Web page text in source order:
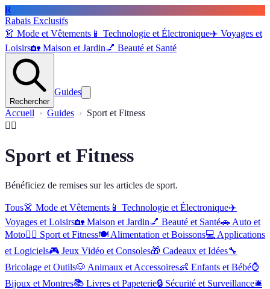
R
Rabais Exclusifs
👗 Mode et Vêtements 📱 Technologie et Électronique✈️ Voyages et
Loisirs🏡 Maison et Jardin💅 Beauté et Santé
Rechercher
Guides
Accueil Guides
Sport et Fitness
🏋️‍♂️
Sport et Fitness
Bénéficiez de remises sur les articles de sport.
Tous👗 Mode et Vêtements 📱 Technologie et Électronique✈️
Voyages et Loisirs🏡 Maison et Jardin💅 Beauté et Santé🚗 Auto et
Moto🏋️‍♂️ Sport et Fitness🍽️ Alimentation et Boissons💻 Applications
et Logiciels🎮 Jeux Vidéo et Consoles🎁 Cadeaux et Idées🔧
Bricolage et Outils🐶 Animaux et Accessoires👶 Enfants et Bébé⌚
Bijoux et Montres📚 Livres et Papeterie🔒 Sécurité et Surveillance🛎️